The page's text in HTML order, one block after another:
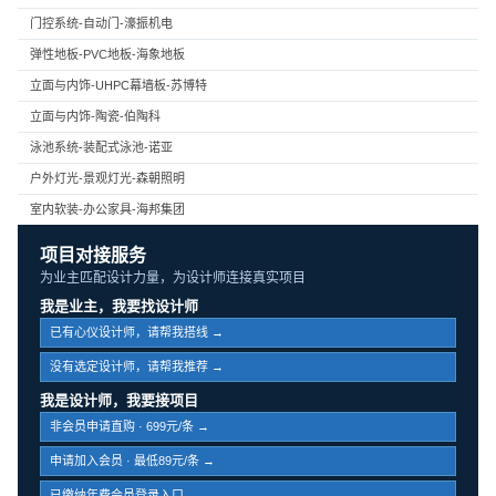
门控系统-自动门-濠振机电
弹性地板-PVC地板-海象地板
立面与内饰-UHPC幕墙板-苏博特
立面与内饰-陶瓷-伯陶科
泳池系统-装配式泳池-诺亚
户外灯光-景观灯光-森朝照明
室内软装-办公家具-海邦集团
项目对接服务
为业主匹配设计力量，为设计师连接真实项目
我是业主，我要找设计师
已有心仪设计师，请帮我搭线 →
没有选定设计师，请帮我推荐 →
我是设计师，我要接项目
非会员申请直购 · 699元/条 →
申请加入会员 · 最低89元/条 →